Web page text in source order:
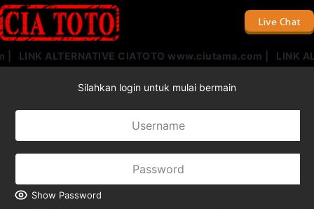
Live Chat
| LINK ALTERNATIVE CIATOTO www.ciutama.com | LINK
Silahkan login untuk mulai bermain
Show Password